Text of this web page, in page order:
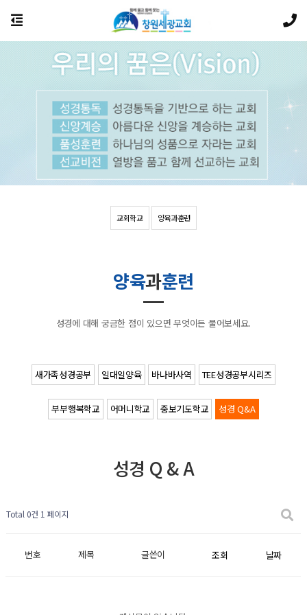
교회학교 양육과훈련
양육과훈련
성경에 대해 궁금한 점이 있으면 무엇이든 물어보세요.
새가족성경공부 일대일양육 바나바사역 TEE성경공부시리즈
부부행복학교 어머니학교 중보기도학교 성경 Q&A
성경 Q & A
Total 0건 1 페이지
번호 제목 글쓴이 조회 날짜